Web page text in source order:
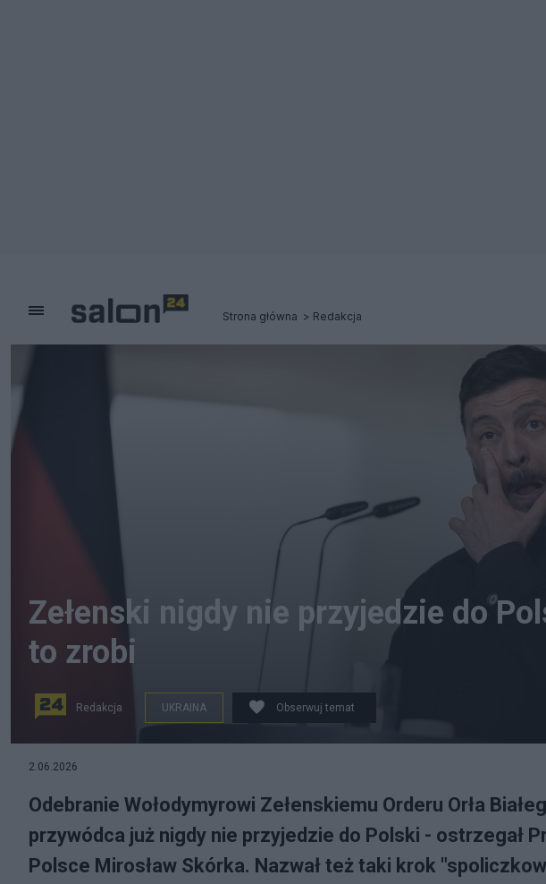
Strona główna Redakcja
Zełenski nigdy nie przyjedzie do
to zrobi
Redakcja UKRAINA Obserwuj temat
2.06.2026
Odebranie Wołodymyrowi Zełenskiemu Orderu Orła
przywódca już nigdy nie przyjedzie do Polski - ostrzegał
Polsce Mirosław Skórka. Nazwał też taki krok